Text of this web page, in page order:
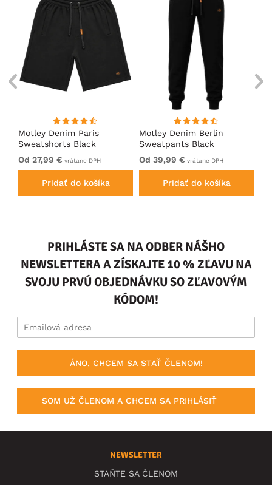
Motley Denim Paris
Sweatshorts Black
Od 27,99 € vrátane DPH
Pridať do košíka
Motley Denim Berlin
Sweatpants Black
Od 39,99 € vrátane DPH
Pridať do košíka
PRIHLÁSTE SA NA ODBER NÁŠHO
NEWSLETTERA A ZÍSKAJTE 10 % ZĽAVU NA
SVOJU PRVÚ OBJEDNÁVKU SO ZĽAVOVÝM
KÓDOM!
ÁNO, CHCEM SA STAŤ ČLENOM!
SOM UŽ ČLENOM A CHCEM SA PRIHLÁSIŤ
NEWSLETTER
STAŇTE SA ČLENOM